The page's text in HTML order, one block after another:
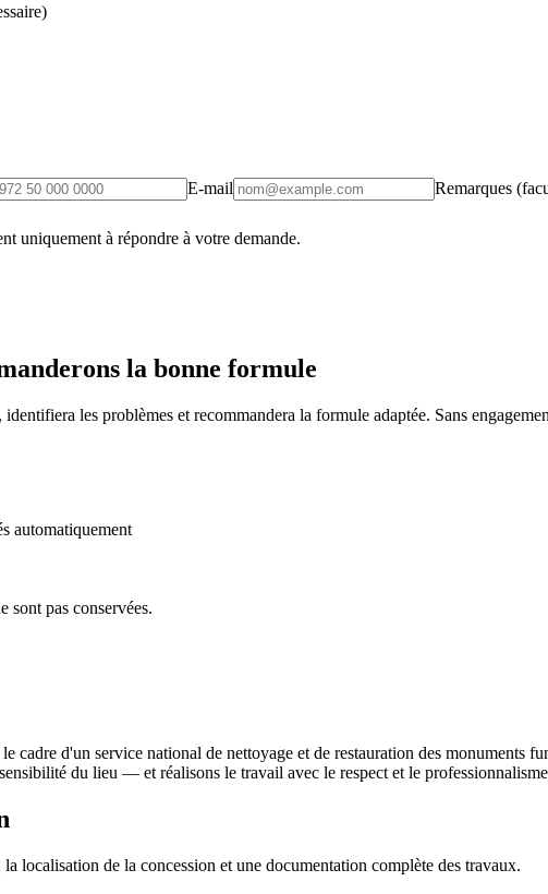
E-mail Remarques
uniquement à répondre à votre demande.
la bonne formule
les problèmes et recommandera la formule adaptée. Sans
automatiquement
sont pas conservées.
cadre d'un service national de nettoyage et de restauration des monuments
du lieu — et réalisons le travail avec le respect et le
localisation de la concession et une documentation complète des travaux.